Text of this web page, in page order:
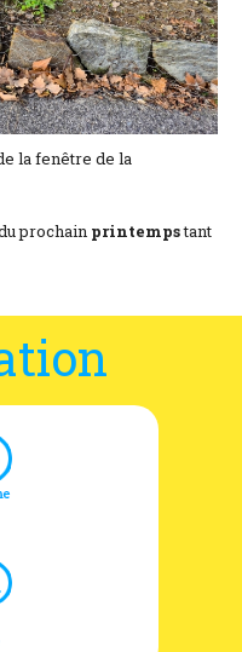
la fenêtre de la
prochain printempstant